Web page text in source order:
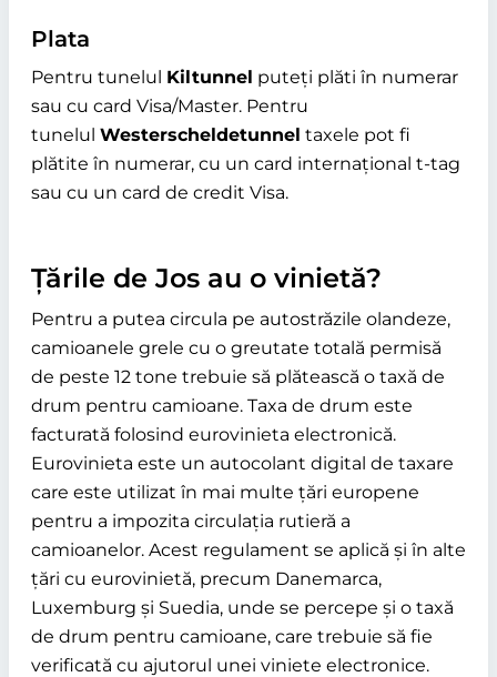
Plata
Pentru tunelul Kiltunnel puteți plăti în numerar
sau cu card Visa/Master. Pentru
tunelul Westerscheldetunnel taxele pot fi
plătite în numerar, cu un card internațional t-tag
sau cu un card de credit Visa.
Țările de Jos au o vinietă?
Pentru a putea circula pe autostrăzile olandeze,
camioanele grele cu o greutate totală permisă
de peste 12 tone trebuie să plătească o taxă de
drum pentru camioane. Taxa de drum este
facturată folosind eurovinieta electronică.
Eurovinieta este un autocolant digital de taxare
care este utilizat în mai multe țări europene
pentru a impozita circulația rutieră a
camioanelor. Acest regulament se aplică și în alte
țări cu eurovinietă, precum Danemarca,
Luxemburg și Suedia, unde se percepe și o taxă
de drum pentru camioane, care trebuie să fie
verificată cu ajutorul unei viniete electronice.